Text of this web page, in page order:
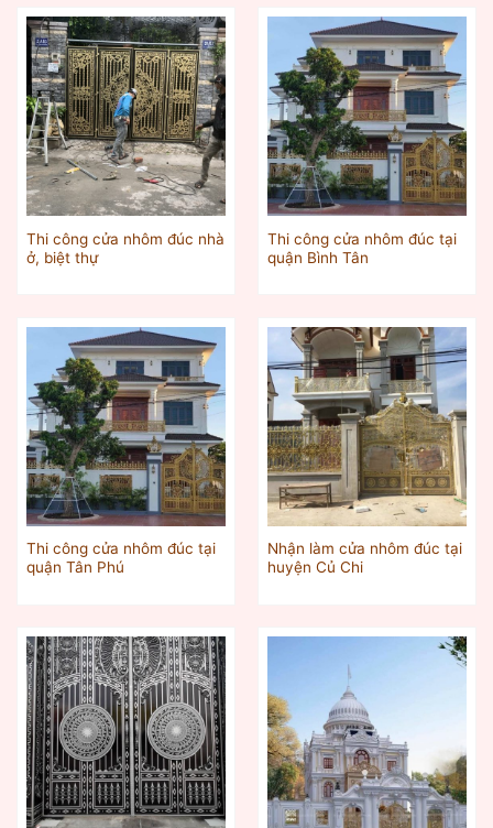
Thi công cửa nhôm đúc nhà
ở, biệt thự
Thi công cửa nhôm đúc tại
quận Bình Tân
Thi công cửa nhôm đúc tại
quận Tân Phú
Nhận làm cửa nhôm đúc tại
huyện Củ Chi